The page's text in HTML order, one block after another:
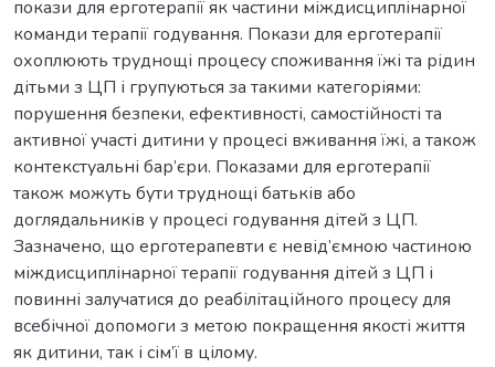
покази для ерготерапії як частини міждисциплінарної
команди терапії годування. Покази для ерготерапії
охоплюють труднощі процесу споживання їжі та рідин
дітьми з ЦП і групуються за такими категоріями:
порушення безпеки, ефективності, самостійності та
активної участі дитини у процесі вживання їжі, а також
контекстуальні бар’єри. Показами для ерготерапії
також можуть бути труднощі батьків або
доглядальників у процесі годування дітей з ЦП.
Зазначено, що ерготерапевти є невід’ємною частиною
міждисциплінарної терапії годування дітей з ЦП і
повинні залучатися до реабілітаційного процесу для
всебічної допомоги з метою покращення якості життя
як дитини, так і сім’ї в цілому.